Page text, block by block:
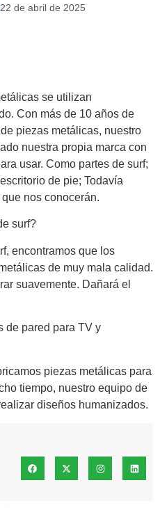
22 de abril de 2025
se utilizan
Con más de 10 años de
piezas metálicas, nuestro
nuestra propia marca con
usar. Como partes de surf;
de pie; Todavía
nos conocerán.
surf?
encontramos que los
de muy mala calidad.
suavemente. Dañará el
de pared para TV y
piezas metálicas para
tiempo, nuestro equipo de
diseños humanizados.